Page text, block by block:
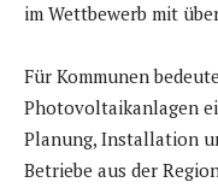
im Wettbewerb mit
Für Kommunen
Photovoltaikanlagen
Planung, Installation
Betriebe aus der